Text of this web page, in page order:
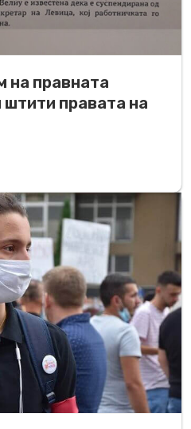
на правната
штити правата на